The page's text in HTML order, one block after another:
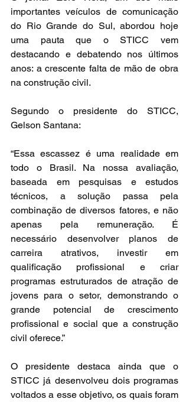
importantes veículos de comunicação
do Rio Grande do Sul, abordou hoje
uma pauta que o STICC vem
destacando e debatendo nos últimos
anos: a crescente falta de mão de obra
na construção civil.
Segundo o presidente do STICC,
Gelson Santana:
“Essa escassez é uma realidade em
todo o Brasil. Na nossa avaliação,
baseada em pesquisas e estudos
técnicos, a solução passa pela
combinação de diversos fatores, e não
apenas pela remuneração. É
necessário desenvolver planos de
carreira atrativos, investir em
qualificação profissional e criar
programas estruturados de atração de
jovens para o setor, demonstrando o
grande potencial de crescimento
profissional e social que a construção
civil oferece.”
O presidente destaca ainda que o
STICC já desenvolveu dois programas
voltados a esse objetivo, os quais foram